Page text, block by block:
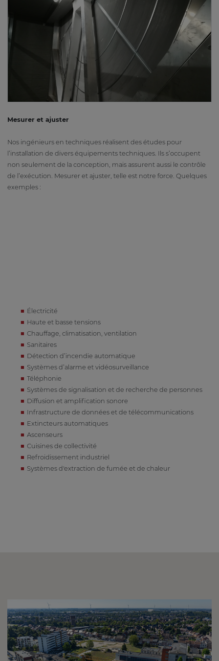
Mesurer et ajuster
Nos ingénieurs en techniques réalisent des études pour
l’installation de divers équipements techniques. Ils s’occupent
non seulement de la conception, mais assurent aussi le contrôle
de l’exécution. Mesurer et ajuster, telle est notre force. Quelques
exemples :
Électricité
Haute et basse tensions
Chauffage, climatisation, ventilation
Sanitaires
Détection d’incendie automatique
Systèmes d’alarme et vidéosurveillance
Téléphonie
Systèmes de signalisation et de recherche de personnes
Diffusion et amplification sonore
Infrastructure de données et de télécommunications
Extincteurs automatiques
Ascenseurs
Cuisines de collectivité
Refroidissement industriel
Systèmes d'extraction de fumée et de chaleur